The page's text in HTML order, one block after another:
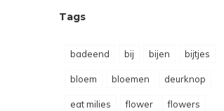
Tags
badeend bij bijen bijtjes
bloem bloemen deurknop
eat milies flower flowers